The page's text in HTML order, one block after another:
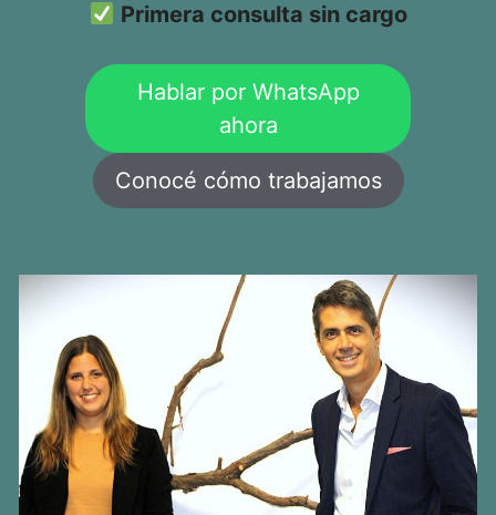
Primera consulta sin cargo
Hablar por WhatsApp
ahora
Conocé cómo trabajamos